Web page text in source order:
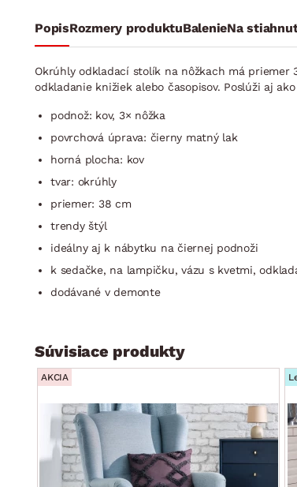
PopisRozmery produktuBalenieNa
Okrúhly odkladací stolík na nôžkach má priemer
odkladanie knižiek alebo časopisov. Poslúži aj
podnož: kov, 3× nôžka
povrchová úprava: čierny matný lak
horná plocha: kov
tvar: okrúhly
priemer: 38 cm
trendy štýl
ideálny aj k nábytku na čiernej podnoži
k sedačke, na lampičku, vázu s kvetmi,
dodávané v demonte
Súvisiace produkty
AKCIA